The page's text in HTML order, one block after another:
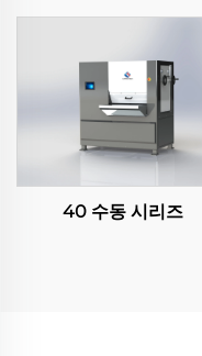
40 수동 시리즈